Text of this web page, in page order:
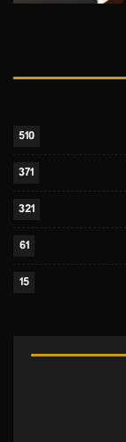
510
371
321
61
15